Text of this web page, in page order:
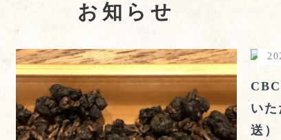
お知らせ
い
送）